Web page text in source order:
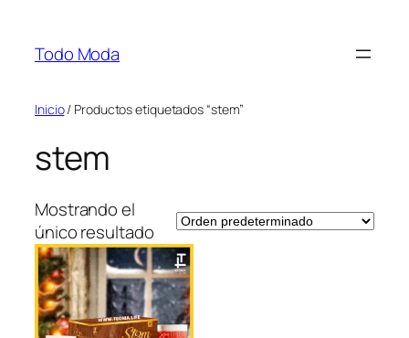
contenido
Todo Moda
Inicio/ Productos etiquetados “stem”
stem
Mostrando el
único resultado